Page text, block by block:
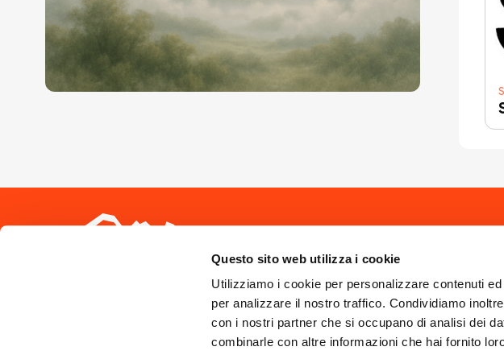
Questo sito web utilizza i cookie
Utilizziamo i cookie per personalizzare contenuti
per analizzare il nostro traffico. Condividiamo
con i nostri partner che si occupano di analisi dei
combinarle con altre informazioni che hai fornito
Seguici sui social